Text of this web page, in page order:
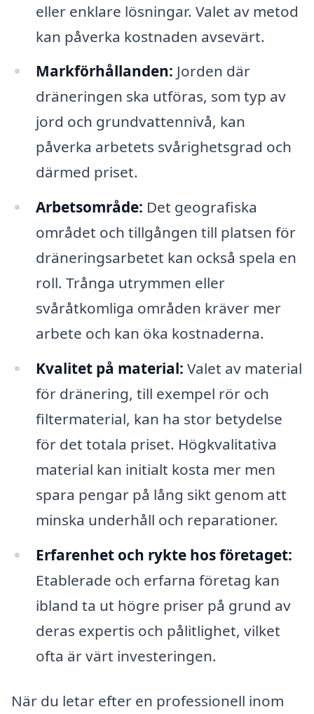
eller enklare lösningar. Valet av metod
kan påverka kostnaden avsevärt.
Markförhållanden: Jorden där
dräneringen ska utföras, som typ av
jord och grundvattennivå, kan
påverka arbetets svårighetsgrad och
därmed priset.
Arbetsområde: Det geografiska
området och tillgången till platsen för
dräneringsarbetet kan också spela en
roll. Trånga utrymmen eller
svåråtkomliga områden kräver mer
arbete och kan öka kostnaderna.
Kvalitet på material: Valet av material
för dränering, till exempel rör och
filtermaterial, kan ha stor betydelse
för det totala priset. Högkvalitativa
material kan initialt kosta mer men
spara pengar på lång sikt genom att
minska underhåll och reparationer.
Erfarenhet och rykte hos företaget:
Etablerade och erfarna företag kan
ibland ta ut högre priser på grund av
deras expertis och pålitlighet, vilket
ofta är värt investeringen.
När du letar efter en professionell inom